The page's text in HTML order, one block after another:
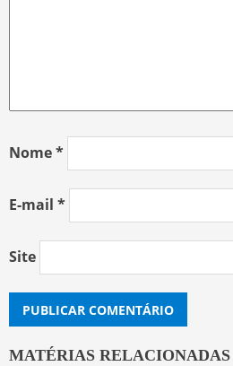
Nome*
E-mail *
Site
MATÉRIAS RELACIONADAS